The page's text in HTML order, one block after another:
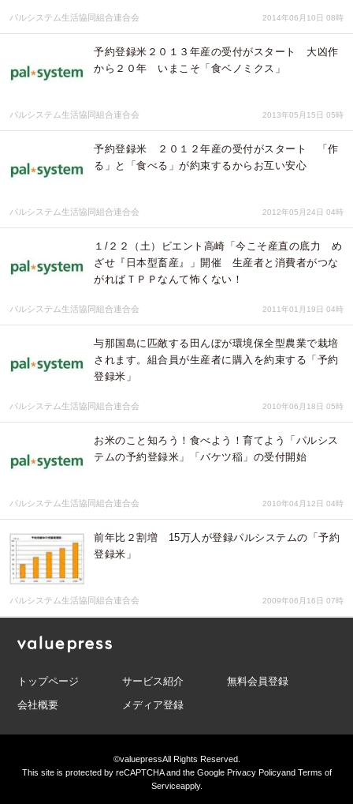
パルシステム生活協同組合連合会 2014年06月10日 08時
予約登録米２０１３年産の受付がスタート 大凶作
から２０年 いまこそ「食ベノミクス」
パルシステム生活協同組合連合会 2013年05月15日 05時
予約登録米 ２０１２年産の受付がスタート 「作
る」と「食べる」が約束するからお互い安心
パルシステム生活協同組合連合会 2012年05月24日 04時
１/２２（土）ビエント高崎「今こそ産直の底力 め
ざせ『日本型畜産』」開催 生産者と消費者がつな
がればＴＰＰなんて怖くない！
パルシステム生活協同組合連合会 2011年01月19日 04時
与那国島に匹敵する田んぼが環境保全型農業で栽培
されます。組合員が生産者に購入を約束する「予約
登録米」
パルシステム生活協同組合連合会 2010年06月18日 05時
お米のこと知ろう！食べよう！育てよう「パルシス
テムの予約登録米」「バケツ稲」の受付開始
パルシステム生活協同組合連合会 2010年04月12日 04時
前年比２割増 15万人が登録パルシステムの「予約
登録米」
パルシステム生活協同組合連合会 2009年06月16日 07時
トップページ サービス紹介
無料会員登録
会社概要
メディア登録
©valuepressAll Rights Reserved.
This site is protected by reCAPTCHA and the GooglePrivacy PolicyandTerms of
Serviceapply.